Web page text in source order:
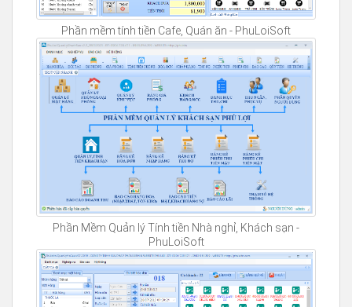
Phần mềm tính tiền Cafe, Quán ăn - PhuLoiSoft
Phần Mềm Quản lý Tính tiền Nhà nghỉ, Khách sạn -
PhuLoiSoft